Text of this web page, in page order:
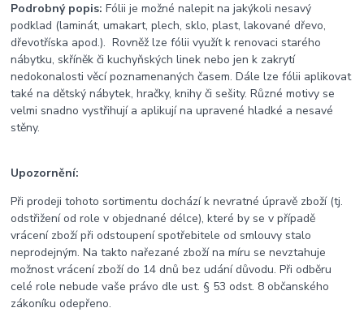
Podrobný popis: Fólii je možné nalepit na jakýkoli nesavý
podklad (laminát, umakart, plech, sklo, plast, lakované dřevo,
dřevotříska apod.). Rovněž lze fólii využít k renovaci starého
nábytku, skříněk či kuchyňských linek nebo jen k zakrytí
nedokonalosti věcí poznamenaných časem. Dále lze fólii aplikovat
také na dětský nábytek, hračky, knihy či sešity. Různé motivy se
velmi snadno vystřihují a aplikují na upravené hladké a nesavé
stěny.
Upozornění:
Při prodeji tohoto sortimentu dochází k nevratné úpravě zboží (tj.
odstřižení od role v objednané délce), které by se v případě
vrácení zboží při odstoupení spotřebitele od smlouvy stalo
neprodejným. Na takto nařezané zboží na míru se nevztahuje
možnost vrácení zboží do 14 dnů bez udání důvodu. Při odběru
celé role nebude vaše právo dle ust. § 53 odst. 8 občanského
zákoníku odepřeno.